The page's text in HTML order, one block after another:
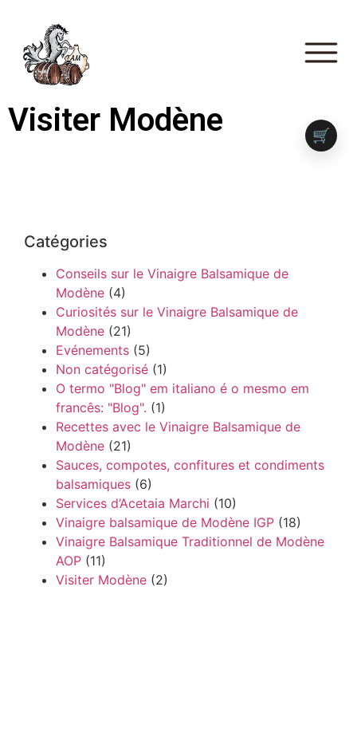
Visiter Modène
Catégories
Conseils sur le Vinaigre Balsamique de
Modène (4)
Curiosités sur le Vinaigre Balsamique de
Modène (21)
Evénements (5)
Non catégorisé (1)
O termo "Blog" em italiano é o mesmo em
francês: "Blog". (1)
Recettes avec le Vinaigre Balsamique de
Modène (21)
Sauces, compotes, confitures et condiments
balsamiques (6)
Services d’Acetaia Marchi (10)
Vinaigre balsamique de Modène IGP (18)
Vinaigre Balsamique Traditionnel de Modène
AOP (11)
Visiter Modène (2)
🛒